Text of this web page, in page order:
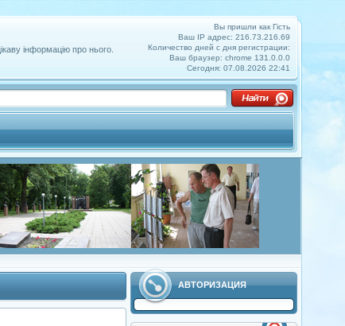
Вы пришли как Гість
Ваш IP адрес: 216.73.216.69
Количество дней с дня регистрации:
Ваш браузер: chrome 131.0.0.0
Сегодня: 07.08.2026 22:41
інформацію про нього.
АВТОРИЗАЦИЯ